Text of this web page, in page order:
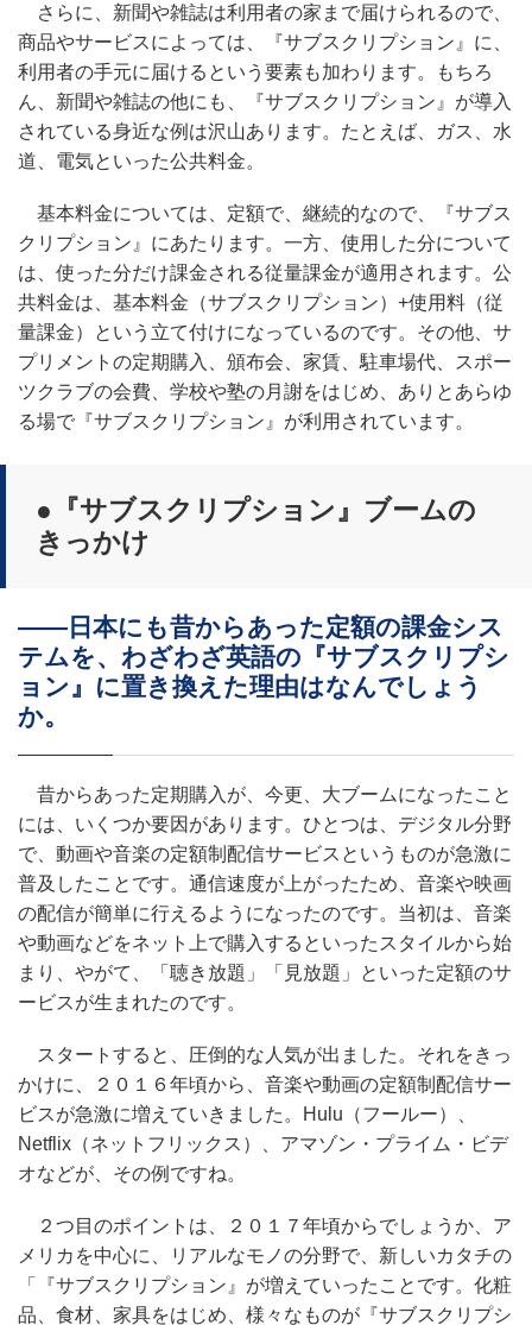
さらに、新聞や雑誌は利用者の家まで届けられるので、
商品やサービスによっては、『サブスクリプション』に、
利用者の手元に届けるという要素も加わります。もちろ
ん、新聞や雑誌の他にも、『サブスクリプション』が導入
されている身近な例は沢山あります。たとえば、ガス、水
道、電気といった公共料金。
基本料金については、定額で、継続的なので、『サブス
クリプション』にあたります。一方、使用した分について
は、使った分だけ課金される従量課金が適用されます。公
共料金は、基本料金（サブスクリプション）+使用料（従
量課金）という立て付けになっているのです。その他、サ
プリメントの定期購入、頒布会、家賃、駐車場代、スポー
ツクラブの会費、学校や塾の月謝をはじめ、ありとあらゆ
る場で『サブスクリプション』が利用されています。
●『サブスクリプション』ブームの
きっかけ
――日本にも昔からあった定額の課金シス
テムを、わざわざ英語の『サブスクリプシ
ョン』に置き換えた理由はなんでしょう
か。
昔からあった定期購入が、今更、大ブームになったこと
には、いくつか要因があります。ひとつは、デジタル分野
で、動画や音楽の定額制配信サービスというものが急激に
普及したことです。通信速度が上がったため、音楽や映画
の配信が簡単に行えるようになったのです。当初は、音楽
や動画などをネット上で購入するといったスタイルから始
まり、やがて、「聴き放題」「見放題」といった定額のサ
ービスが生まれたのです。
スタートすると、圧倒的な人気が出ました。それをきっ
かけに、２０１６年頃から、音楽や動画の定額制配信サー
ビスが急激に増えていきました。Hulu（フールー）、
Netflix（ネットフリックス）、アマゾン・プライム・ビデ
オなどが、その例ですね。
２つ目のポイントは、２０１７年頃からでしょうか、ア
メリカを中心に、リアルなモノの分野で、新しいカタチの
「『サブスクリプション』が増えていったことです。化粧
品、食材、家具をはじめ、様々なものが『サブスクリプシ